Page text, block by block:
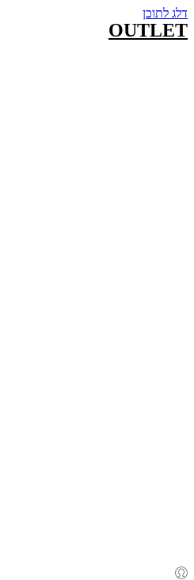
דלג לתוכן
OUTLET